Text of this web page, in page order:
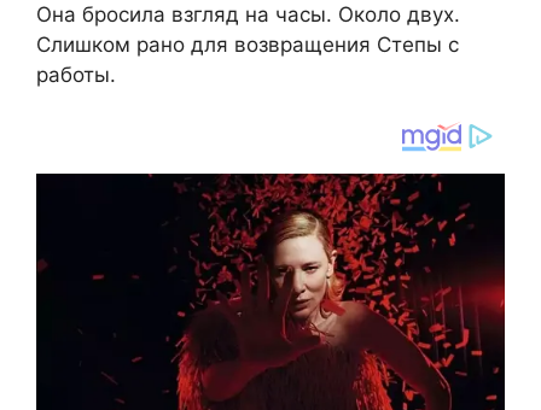
Она бросила взгляд на часы. Около двух.
Слишком рано для возвращения Степы с
работы.